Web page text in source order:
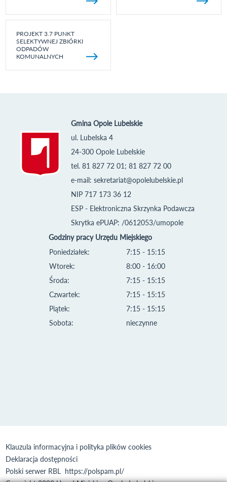
PROJEKT 3.7 PUNKT
SELEKTYWNEJ ZBIÓRKI
ODPADÓW
KOMUNALNYCH
Gmina Opole Lubelskie
ul. Lubelska 4
24-300 Opole Lubelskie
tel. 81 827 72 01; 81 827 72 00
e-mail: sekretariat@opolelubelskie.pl
NIP 717 173 36 12
ESP - Elektroniczna Skrzynka Podawcza
Skrytka ePUAP: /0612053/umopole
Godziny pracy Urzędu Miejskiego
Poniedziałek:
Wtorek:
Środa:
Czwartek:
Piątek:
Sobota:
7:15 - 15:15
8:00 - 16:00
7:15 - 15:15
7:15 - 15:15
7:15 - 15:15
nieczynne
Klauzula informacyjna i polityka plików cookies
Deklaracja dostępności
Polski serwer RBL https://polspam.pl/